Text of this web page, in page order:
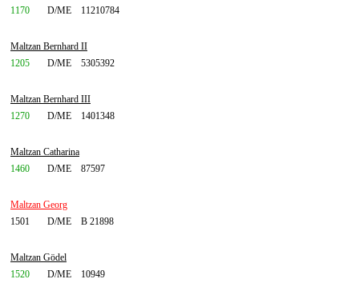
1170
D/ME 11210784
Maltzan Bernhard II
1205
D/ME 5305392
Maltzan Bernhard III
1270
D/ME 1401348
Maltzan Catharina
1460
D/ME 87597
Maltzan Georg
1501
D/ME B 21898
Maltzan Gödel
1520
D/ME 10949